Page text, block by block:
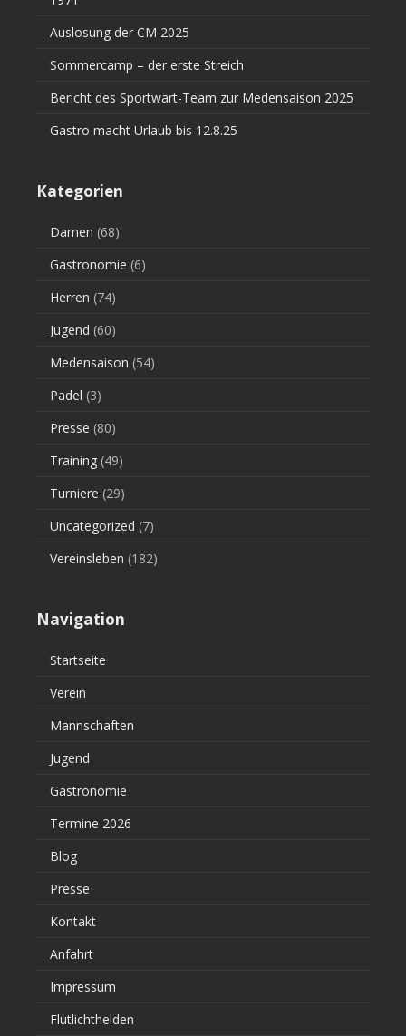
Auslosung der CM 2025
Sommercamp – der erste Streich
Bericht des Sportwart-Team zur Medensaison 2025
Gastro macht Urlaub bis 12.8.25
Kategorien
Damen (68)
Gastronomie (6)
Herren (74)
Jugend (60)
Medensaison (54)
Padel (3)
Presse (80)
Training (49)
Turniere (29)
Uncategorized (7)
Vereinsleben (182)
Navigation
Startseite
Verein
Mannschaften
Jugend
Gastronomie
Termine 2026
Blog
Presse
Kontakt
Anfahrt
Impressum
Flutlichthelden